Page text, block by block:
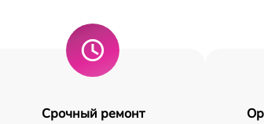
Срочный ремонт